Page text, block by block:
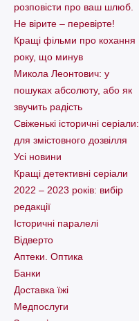
розповісти про ваш шлюб.
Не вірите – перевірте!
Кращі фільми про кохання
року, що минув
Микола Леонтович: у
пошуках абсолюту, або як
звучить радість
Свіженькі історичні серіали:
для змістовного дозвілля
Усі новини
Кращі детективні серіали
2022 – 2023 років: вибір
редакції
Історичні паралелі
Відверто
Аптеки. Оптика
Банки
Доставка їжі
Медпослуги